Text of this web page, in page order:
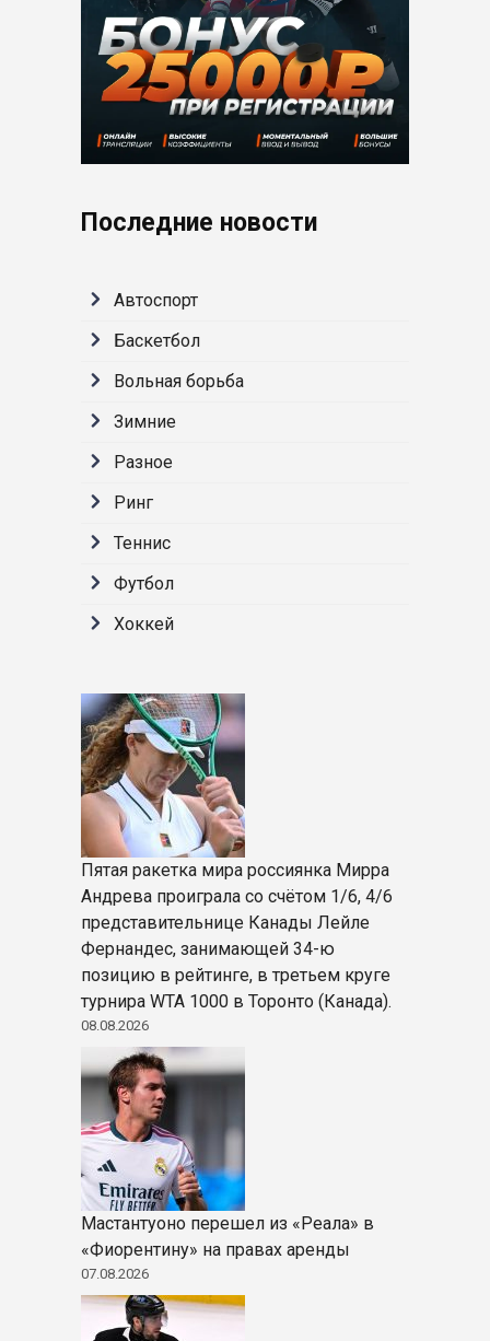
Последние новости
Автоспорт
Баскетбол
Вольная борьба
Зимние
Разное
Ринг
Теннис
Футбол
Хоккей
Пятая ракетка мира россиянка Мирра
Андрева проиграла со счётом 1/6, 4/6
представительнице Канады Лейле
Фернандес, занимающей 34-ю
позицию в рейтинге, в третьем круге
турнира WTA 1000 в Торонто (Канада).
08.08.2026
Мастантуоно перешел из «Реала» в
«Фиорентину» на правах аренды
07.08.2026